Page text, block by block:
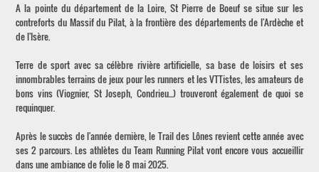
A la pointe du département de la Loire, St Pierre de Boeuf se situe sur les
contreforts du Massif du Pilat, à la frontière des départements de l'Ardèche et
de l'Isère.
Terre de sport avec sa célèbre rivière artificielle, sa base de loisirs et ses
innombrables terrains de jeux pour les runners et les VTTistes, les amateurs de
bons vins (Viognier, St Joseph, Condrieu...) trouveront également de quoi se
requinquer.
Après le succès de l'année dernière, le Trail des Lônes revient cette année avec
ses 2 parcours. Les athlètes du Team Running Pilat vont encore vous accueillir
dans une ambiance de folie le 8 mai 2025.